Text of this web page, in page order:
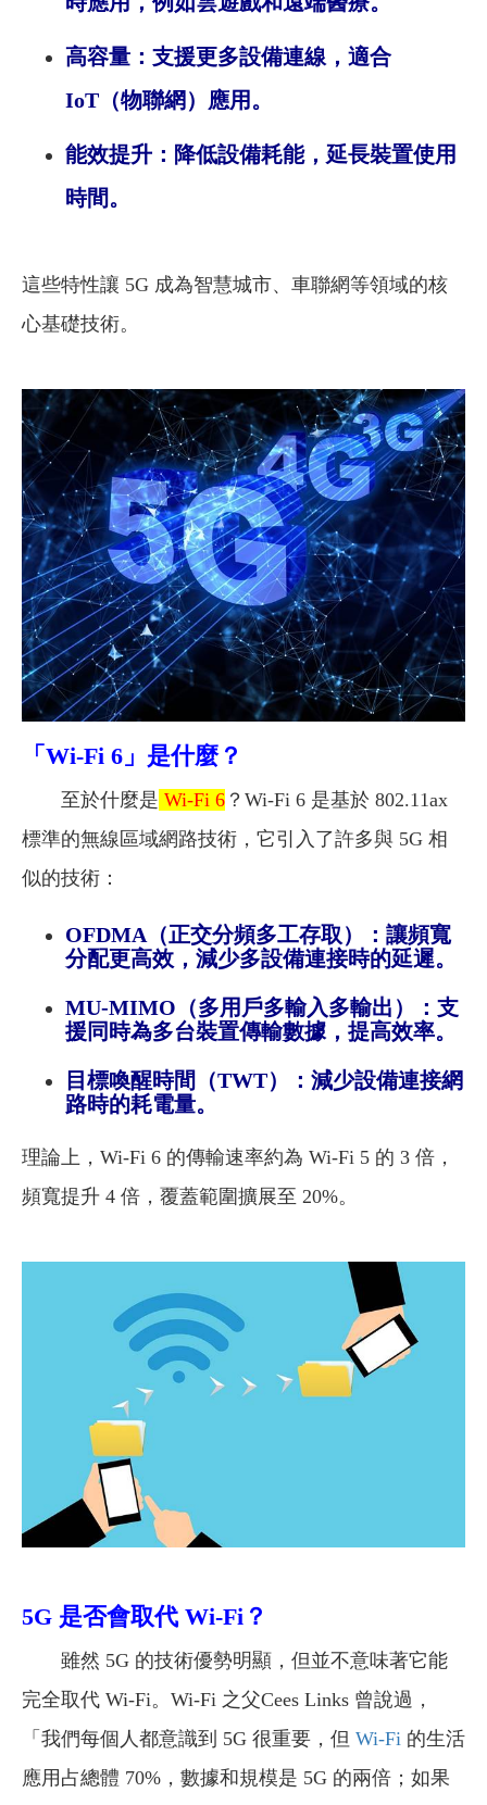
高容量：支援更多設備連線，適合
IoT（物聯網）應用。
能效提升：降低設備耗能，延長裝置使用
時間。
這些特性讓 5G 成為智慧城市、車聯網等領域的核
心基礎技術。
「Wi-Fi 6」是什麼？
至於什麼是 Wi-Fi 6 ？ Wi-Fi 6 是基於 802.11ax
標準的無線區域網路技術，它引入了許多與 5G 相
似的技術：
OFDMA（正交分頻多工存取）：讓頻寬
分配更高效，減少多設備連接時的延遲。
MU-MIMO（多用戶多輸入多輸出）：支
援同時為多台裝置傳輸數據，提高效率。
目標喚醒時間（TWT）：減少設備連接網
路時的耗電量。
理論上，Wi-Fi 6 的傳輸速率約為 Wi-Fi 5 的 3 倍，
頻寬提升 4 倍，覆蓋範圍擴展至 20%。
5G 是否會取代 Wi-Fi？
雖然 5G 的技術優勢明顯，但並不意味著它能
完全取代 Wi-Fi。Wi-Fi 之父Cees Links 曾說過，
「我們每個人都意識到 5G 很重要，但 Wi-Fi 的生活
應用占總體 70%，數據和規模是 5G 的兩倍；如果